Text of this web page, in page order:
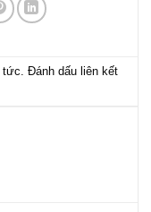
tức. Đánh dấu liên kết